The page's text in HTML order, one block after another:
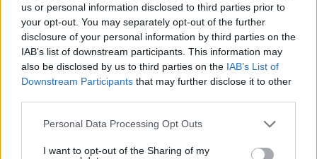
us or personal information disclosed to third parties prior to
your opt-out. You may separately opt-out of the further
disclosure of your personal information by third parties on the
IAB’s list of downstream participants. This information may
also be disclosed by us to third parties on the IAB’s List of
Downstream Participants that may further disclose it to other
Please note that this website/app uses one or more Google
not limited to your visit or usage behaviour. You may click to
Personal Data Processing Opt Outs
I want to opt-out of the Sharing of my
Πόσο κοστίζει μία εβδομάδα σε βίλες
- παράδεισους
07.08.2026, 09:43 2
Στυλίδας και δύο ακόμη